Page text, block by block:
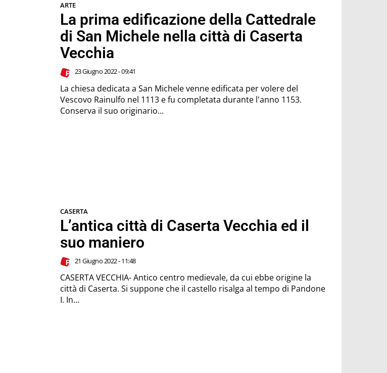
ARTE
La prima edificazione della Cattedrale
di San Michele nella città di Caserta
Vecchia
23 Giugno 2022 - 09:41
La chiesa dedicata a San Michele venne edificata per volere del
Vescovo Rainulfo nel 1113 e fu completata durante l'anno 1153.
Conserva il suo originario...
CASERTA
L’antica città di Caserta Vecchia ed il
suo maniero
21 Giugno 2022 - 11:48
CASERTA VECCHIA- Antico centro medievale, da cui ebbe origine la
città di Caserta. Si suppone che il castello risalga al tempo di Pandone
I. In...